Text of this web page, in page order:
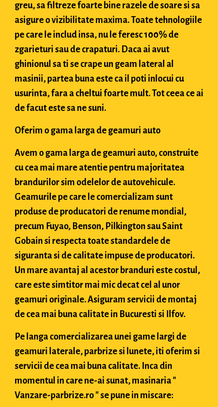
greu, sa filtreze foarte bine razele de soare si sa
asigure o vizibilitate maxima. Toate tehnologiile
pe care le includ insa, nu le feresc 100% de
zgarieturi sau de crapaturi. Daca ai avut
ghinionul sa ti se crape un geam lateral al
masinii, partea buna este ca il poti inlocui cu
usurinta, fara a cheltui foarte mult. Tot ceea ce ai
de facut este sa ne suni.
Oferim o gama larga de geamuri auto
Avem o gama larga de geamuri auto, construite
cu cea mai mare atentie pentru majoritatea
brandurilor sim odelelor de autovehicule.
Geamurile pe care le comercializam sunt
produse de producatori de renume mondial,
precum Fuyao, Benson, Pilkington sau Saint
Gobain si respecta toate standardele de
siguranta si de calitate impuse de producatori.
Un mare avantaj al acestor branduri este costul,
care este simtitor mai mic decat cel al unor
geamuri originale. Asiguram servicii de montaj
de cea mai buna calitate in Bucuresti si Ilfov.
Pe langa comercializarea unei game largi de
geamuri laterale, parbrize si lunete, iti oferim si
servicii de cea mai buna calitate. Inca din
momentul in care ne-ai sunat, masinaria "
Vanzare-parbrize.ro " se pune in miscare: